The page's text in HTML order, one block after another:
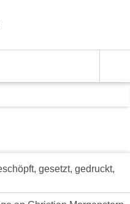
gesetzt, gedruckt,